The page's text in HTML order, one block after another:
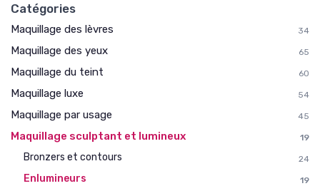
Catégories
Maquillage des lèvres 34
Maquillage des yeux 65
Maquillage du teint 60
Maquillage luxe 54
Maquillage par usage 45
Maquillage sculptant et lumineux 19
Bronzers et contours 24
Enlumineurs
19